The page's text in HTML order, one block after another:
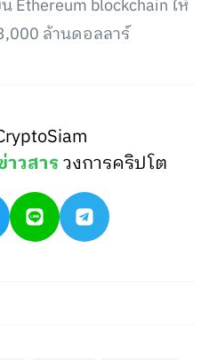
blockchain ให้
ล้านดอลลาร์
วสารวงการคริปโต